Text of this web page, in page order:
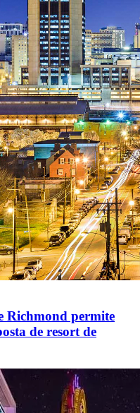
Richmond permite
de resort de